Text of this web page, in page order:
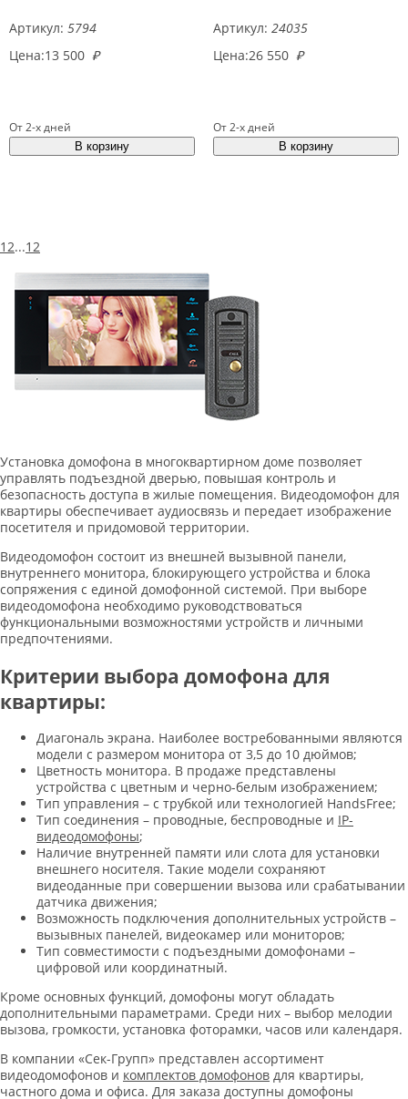
Артикул: 5794
Цена:13 500 ₽
От 2-х дней
Артикул: 24035
Цена:26 550 ₽
От 2-х дней
12...12
Установка домофона в многоквартирном доме позволяет
управлять подъездной дверью, повышая контроль и
безопасность доступа в жилые помещения. Видеодомофон для
квартиры обеспечивает аудиосвязь и передает изображение
посетителя и придомовой территории.
Видеодомофон состоит из внешней вызывной панели,
внутреннего монитора, блокирующего устройства и блока
сопряжения с единой домофонной системой. При выборе
видеодомофона необходимо руководствоваться
функциональными возможностями устройств и личными
предпочтениями.
Критерии выбора домофона для
квартиры:
Диагональ экрана. Наиболее востребованными являются
модели с размером монитора от 3,5 до 10 дюймов;
Цветность монитора. В продаже представлены
устройства с цветным и черно-белым изображением;
Тип управления – с трубкой или технологией HandsFree;
Тип соединения – проводные, беспроводные и IP-
видеодомофоны;
Наличие внутренней памяти или слота для установки
внешнего носителя. Такие модели сохраняют
видеоданные при совершении вызова или срабатывании
датчика движения;
Возможность подключения дополнительных устройств –
вызывных панелей, видеокамер или мониторов;
Тип совместимости с подъездными домофонами –
цифровой или координатный.
Кроме основных функций, домофоны могут обладать
дополнительными параметрами. Среди них – выбор мелодии
вызова, громкости, установка фоторамки, часов или календаря.
В компании «Сек-Групп» представлен ассортимент
видеодомофонов и комплектов домофонов для квартиры,
частного дома и офиса. Для заказа доступны домофоны